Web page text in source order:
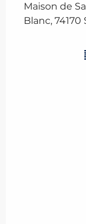
Maison de
Blanc,